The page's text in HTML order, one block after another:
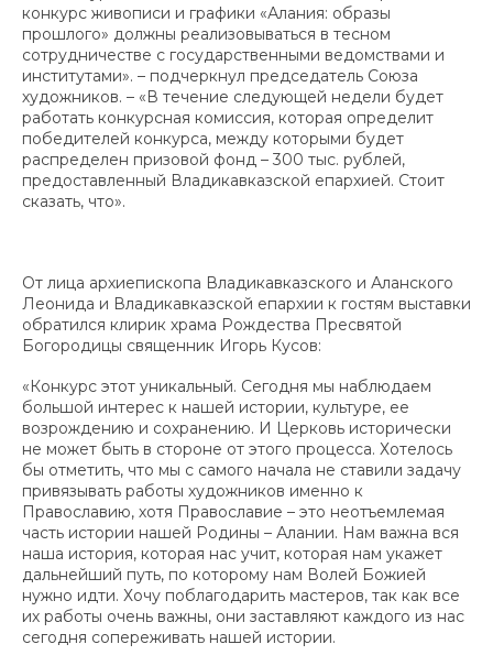
конкурс живописи и графики «Алания: образы
прошлого» должны реализовываться в тесном
сотрудничестве с государственными ведомствами и
институтами». – подчеркнул председатель Союза
художников. – «В течение следующей недели будет
работать конкурсная комиссия, которая определит
победителей конкурса, между которыми будет
распределен призовой фонд – 300 тыс. рублей,
предоставленный Владикавказской епархией. Стоит
сказать, что».
От лица архиепископа Владикавказского и Аланского
Леонида и Владикавказской епархии к гостям выставки
обратился клирик храма Рождества Пресвятой
Богородицы священник Игорь Кусов:
«Конкурс этот уникальный. Сегодня мы наблюдаем
большой интерес к нашей истории, культуре, ее
возрождению и сохранению. И Церковь исторически
не может быть в стороне от этого процесса. Хотелось
бы отметить, что мы с самого начала не ставили задачу
привязывать работы художников именно к
Православию, хотя Православие – это неотъемлемая
часть истории нашей Родины – Алании. Нам важна вся
наша история, которая нас учит, которая нам укажет
дальнейший путь, по которому нам Волей Божией
нужно идти. Хочу поблагодарить мастеров, так как все
их работы очень важны, они заставляют каждого из нас
сегодня сопереживать нашей истории.